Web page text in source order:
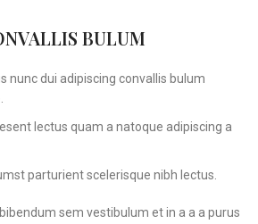
BULUM
nunc dui adipiscing convallis bulum
lectus quam a natoque adipiscing a
parturient scelerisque nibh lectus.
sem vestibulum et in a a a purus